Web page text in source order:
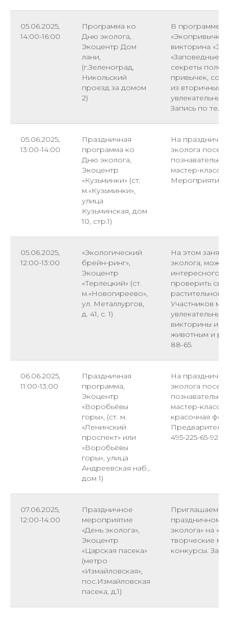
05.06.2025,
14:00-16:00
Программа ко
Дню эколога,
Экоцентр Дом
лани,
(г.Зеленоград,
Никольский
проезд за домом
2)
В программе
викторина
«Заповедные
секреты
привычек,
из вторичных
Запись по
05.06.2025,
13:00-14:00
Праздничная
программа ко
Дню эколога,
Экоцентр
«Кузьминки» (ст.
м.«Кузьминки»,
улица
Кузьминская, дом
10, стр.1)
На
эколога
мастер-
Мероприятие
05.06.2025,
12:00-13:00
«Экологический
брейн-ринг»,
Экоцентр
«Терлецкий» (ст.
м.«Новогиреево»,
ул. Металлургов,
д. 41, с. 1)
На этом
эколога,
интересного
проверить
растительном
Участников
викторины и
животным и
88-65.
06.06.2025,
11:00-13:00
Праздничная
программа,
Экоцентр
«Воробьёвы
горы», (ст. м.
«Ленинский
проспект» или
«Воробьёвы
горы», улица
Андреевская наб.,
дом 1)
На
эколога
мастер-
красочная
495-225-65-92.
07.06.2025,
12:00-14:00
Праздничное
мероприятие
«День эколога»,
Экоцентр
«Царская пасека»
(метро
«Измайловская»,
пос.Измайловская
пасека, д.1)
Приглашаем
праздничном
эколога» на
творческие
конкурсы.